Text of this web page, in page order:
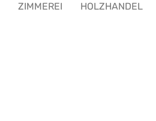
ZIMMEREI HOLZHANDEL